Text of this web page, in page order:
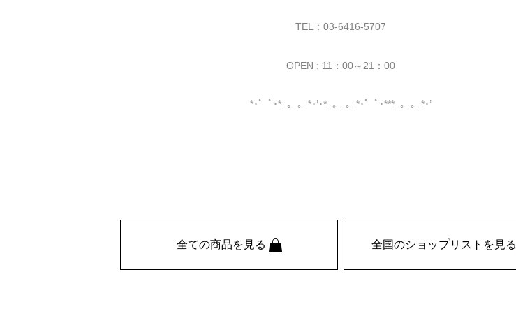
TEL：03-6416-5707
OPEN : 11：00～21：00
*･゜ﾟ･*:.｡..｡.:*･’･*:.｡. .｡.:*･゜ﾟ･***:.｡..｡.:*･’
全ての商品を見る 全国のショップリストを見る